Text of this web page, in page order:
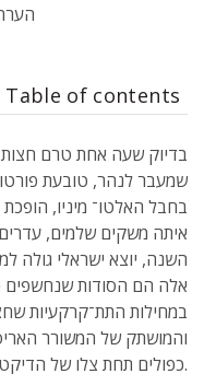
Table of contents
בדיוק שעה אחת טרם
שמעבר לנהר, טובעת
בחבל האלטו־ מיניו,
איתה משקים שלמים,
השנה, יוצא ישראלי גולה
אלה הם הסודות שנחשפים
במחילות התת־קרקעיות
והמושתק של המשורר
כפולים תחת צלו של הדיקטטור סלאזאר.